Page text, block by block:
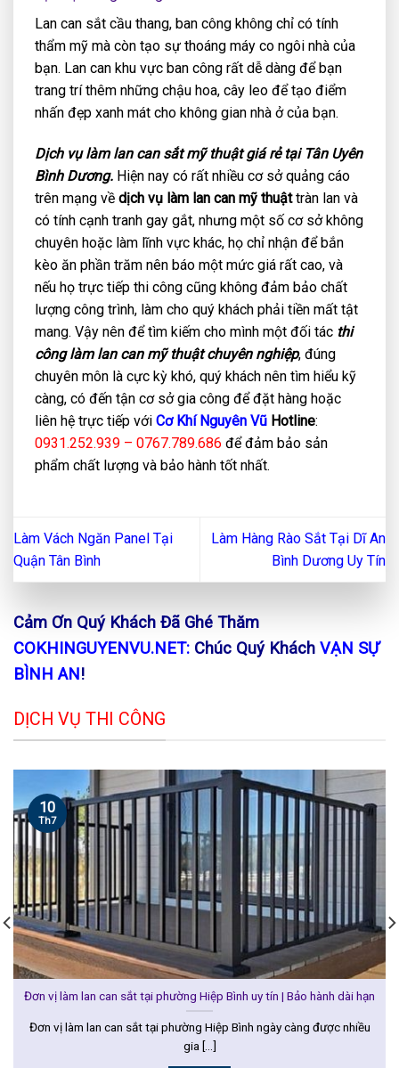
Lan can sắt cầu thang, ban công không chỉ có tính
thẩm mỹ mà còn tạo sự thoáng máy co ngôi nhà của
bạn. Lan can khu vực ban công rất dễ dàng để bạn
trang trí thêm những chậu hoa, cây leo để tạo điểm
nhấn đẹp xanh mát cho không gian nhà ở của bạn.
Dịch vụ làm lan can sắt mỹ thuật giá rẻ tại Tân Uyên
Bình Dương. Hiện nay có rất nhiều cơ sở quảng cáo
trên mạng về dịch vụ làm lan can mỹ thuậttràn lan và
có tính cạnh tranh gay gắt, nhưng một số cơ sở không
chuyên hoặc làm lĩnh vực khác, họ chỉ nhận để bắn
kèo ăn phần trăm nên báo một mức giá rất cao, và
nếu họ trực tiếp thi công cũng không đảm bảo chất
lượng công trình, làm cho quý khách phải tiền mất tật
mang. Vậy nên để tìm kiếm cho mình một đối tác thi
công làm lan can mỹ thuật chuyên nghiệp, đúng
chuyên môn là cực kỳ khó, quý khách nên tìm hiểu kỹ
càng, có đến tận cơ sở gia công để đặt hàng hoặc
liên hệ trực tiếp với Cơ Khí Nguyên Vũ Hotline:
0931.252.939 – 0767.789.686 để đảm bảo sản
phẩm chất lượng và bảo hành tốt nhất.
Làm Vách Ngăn Panel Tại
Quận Tân Bình
Làm Hàng Rào Sắt Tại Dĩ An
Bình Dương Uy Tín
Cảm Ơn Quý Khách Đã Ghé Thăm
COKHINGUYENVU.NET: Chúc Quý Khách VẠN SỰ
BÌNH AN!
DỊCH VỤ THI CÔNG
Đơn vị làm lan can sắt tại phường Hiệp Bình uy tín | Bảo hành dài hạn
Đơn vị làm lan can sắt tại phường Hiệp Bình ngày càng được nhiều
gia [...]
10
Th7